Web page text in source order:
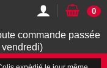
commande passée
0